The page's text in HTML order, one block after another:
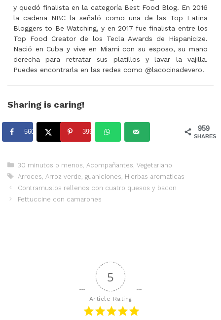
y quedó finalista en la categoría Best Food Blog. En 2016
la cadena NBC la señaló como una de las Top Latina
Bloggers to Be Watching, y en 2017 fue finalista entre los
Top Food Creator de los Tecla Awards de Hispanicize.
Nació en Cuba y vive en Miami con su esposo, su mano
derecha para retratar sus platillos y lavar la vajilla.
Puedes encontrarla en las redes como @lacocinadevero.
Sharing is caring!
959
SHARES
560 399
Categorías
30 minutos o menos Acompañantes Vegetariano
Etiquetas
Arroces Arroz verde guaniciones Hierbas aromaticas
Contramuslos rellenos con cuatro quesos y bacon
Fettuccine con camarones
5
Article Rating